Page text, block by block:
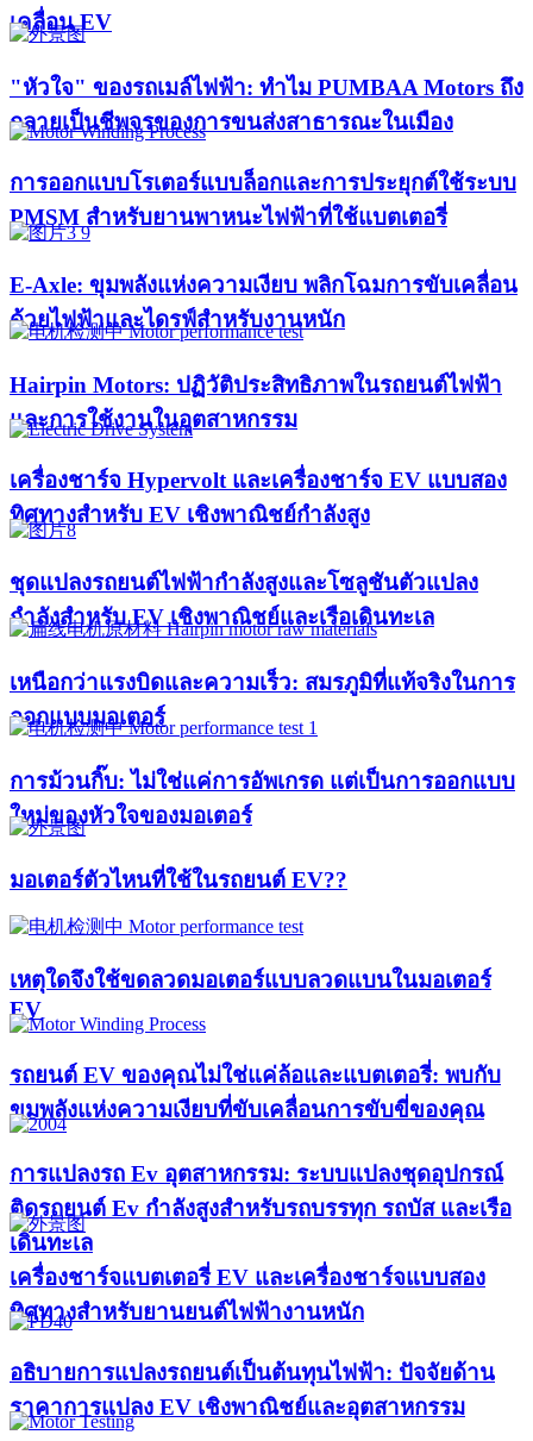
เคลื่อน EV
"หัวใจ" ของรถเมล์ไฟฟ้า: ทำไม PUMBAA Motors ถึง
กลายเป็นชีพจรของการขนส่งสาธารณะในเมือง
การออกแบบโรเตอร์แบบล็อกและการประยุกต์ใช้ระบบ
PMSM สำหรับยานพาหนะไฟฟ้าที่ใช้แบตเตอรี่
E-Axle: ขุมพลังแห่งความเงียบ พลิกโฉมการขับเคลื่อน
ด้วยไฟฟ้าและไดรฟ์สำหรับงานหนัก
Hairpin Motors: ปฏิวัติประสิทธิภาพในรถยนต์ไฟฟ้า
และการใช้งานในอุตสาหกรรม
เครื่องชาร์จ Hypervolt และเครื่องชาร์จ EV แบบสอง
ทิศทางสำหรับ EV เชิงพาณิชย์กำลังสูง
ชุดแปลงรถยนต์ไฟฟ้ากำลังสูงและโซลูชันตัวแปลง
กำลังสำหรับ EV เชิงพาณิชย์และเรือเดินทะเล
เหนือกว่าแรงบิดและความเร็ว: สมรภูมิที่แท้จริงในการ
ออกแบบมอเตอร์
การม้วนกิ๊บ: ไม่ใช่แค่การอัพเกรด แต่เป็นการออกแบบ
ใหม่ของหัวใจของมอเตอร์​
มอเตอร์ตัวไหนที่ใช้ในรถยนต์ EV??​​
เหตุใดจึงใช้ขดลวดมอเตอร์แบบลวดแบนในมอเตอร์
EV
รถยนต์ EV ของคุณไม่ใช่แค่ล้อและแบตเตอรี่: พบกับ
ขุมพลังแห่งความเงียบที่ขับเคลื่อนการขับขี่ของคุณ
การแปลงรถ Ev อุตสาหกรรม: ระบบแปลงชุดอุปกรณ์
ติดรถยนต์ Ev กำลังสูงสำหรับรถบรรทุก รถบัส และเรือ
เดินทะเล
เครื่องชาร์จแบตเตอรี่ EV และเครื่องชาร์จแบบสอง
ทิศทางสำหรับยานยนต์ไฟฟ้างานหนัก
อธิบายการแปลงรถยนต์เป็นต้นทุนไฟฟ้า: ปัจจัยด้าน
ราคาการแปลง EV เชิงพาณิชย์และอุตสาหกรรม